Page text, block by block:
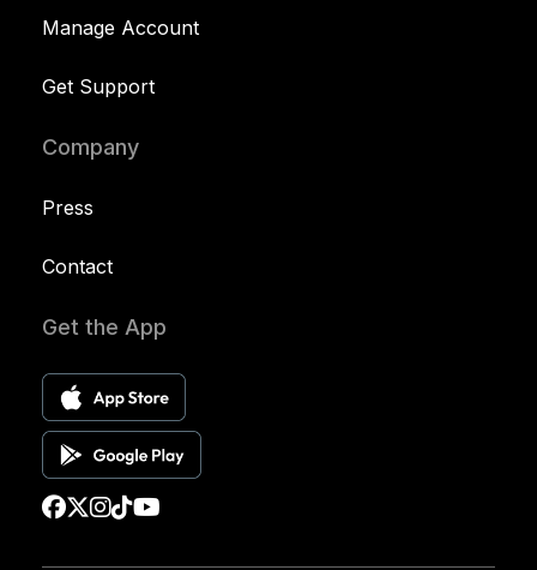
Manage Account
Get Support
Company
Press
Contact
Get the App